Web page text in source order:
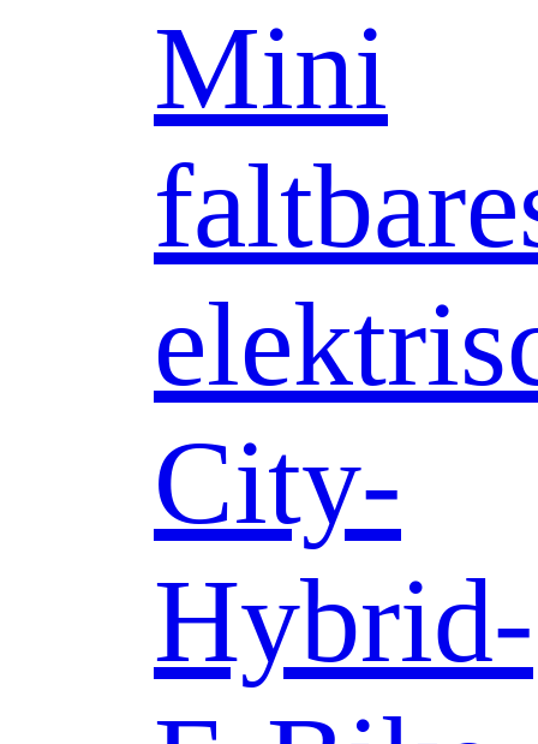
Mini
City-
Hybrid-